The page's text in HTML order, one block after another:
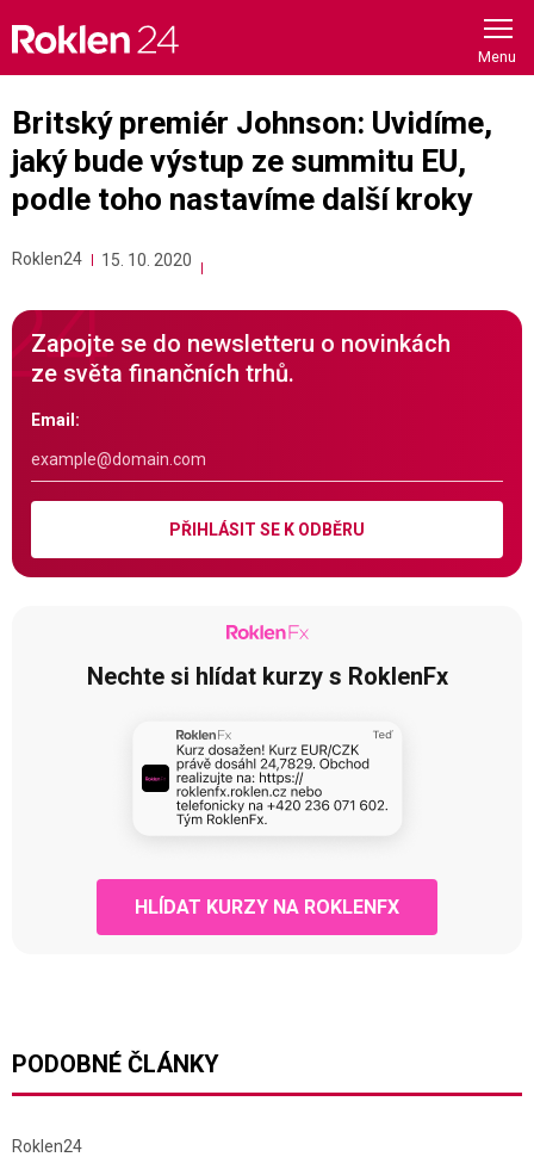
content
Britský premiér Johnson: Uvidíme,
jaký bude výstup ze summitu EU,
podle toho nastavíme další kroky
Roklen24 15. 10. 2020
Zapojte se do newsletteru o novinkách
ze světa finančních trhů.
Email:
PŘIHLÁSIT SE K ODBĚRU
Nechte si hlídat kurzy s RoklenFx
HLÍDAT KURZY NA ROKLENFX
PODOBNÉ ČLÁNKY
Roklen24